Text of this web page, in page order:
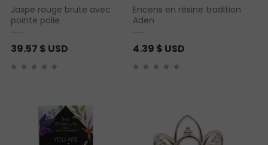
Jaspe rouge brute avec
pointe polie
39.57 $ USD
Encens en résine tradition
Aden
4.39 $ USD